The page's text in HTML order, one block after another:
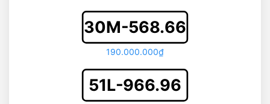
30M-568.66
190.000.000₫
51L-966.96